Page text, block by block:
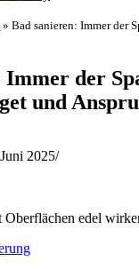
» Bad sanieren: Immer der
Immer der
und
2025
Oberflächen edel